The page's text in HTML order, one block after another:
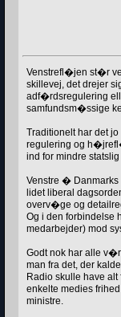
Venstrefl�jen st�r
skillevej, det drejer
adf�rdsregulering
samfundsm�ssige
Traditionelt har det
regulering og
ind for mindre
Venstre � Danmarks
lidet liberal
overv�ge og
Og i den forbindelse
medarbejder) mod
Godt nok har alle
man fra det, der
Radio skulle have
enkelte medies
ministre.